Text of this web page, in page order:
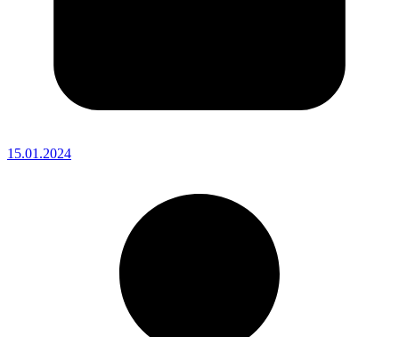
15.01.2024